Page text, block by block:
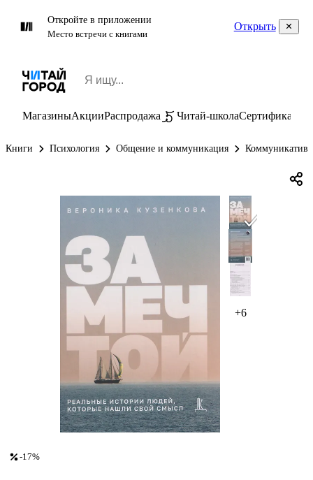
Откройте в приложении
Место встречи с книгами
Открыть
МагазиныАкцииРаспродажа Читай-школаСертификаты
Книги Психология Общение и коммуникация
+6
-17%